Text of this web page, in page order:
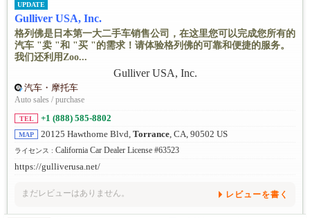
UPDATE
Gulliver USA, Inc.
格列佛是日本第一大二手车销售公司，在这里您可以完成您所有的
汽车 "卖 "和 "买 "的需求！请体验格列佛的可靠和便捷的服务。
我们还利用Zoo...
汽车・摩托车
Auto sales / purchase
TEL +1 (888) 585-8802
MAP 20125 Hawthorne Blvd, Torrance, CA, 90502 US
ライセンス : California Car Dealer License #63523
https://gulliverusa.net/
まだレビューはありません。 レビューを書く